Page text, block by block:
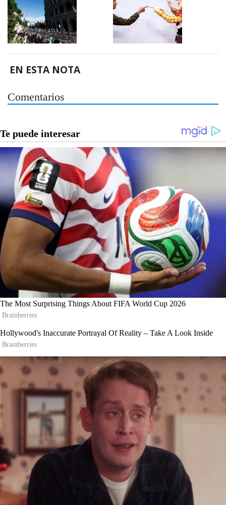
EN ESTA NOTA
Comentarios